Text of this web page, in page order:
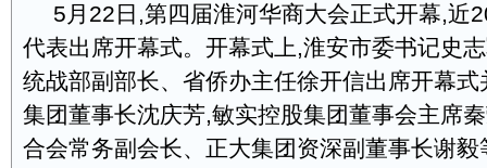
5月22日,第四届淮河华商大会正式开幕,近
代表出席开幕式。开幕式上,淮安市委书记史
统战部副部长、省侨办主任徐开信出席开幕
集团董事长沈庆芳,敏实控股集团董事会主席
合会常务副会长、正大集团资深副董事长谢